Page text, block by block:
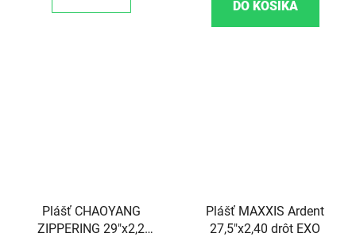
DO KOŠÍKA
Plášť CHAOYANG
ZIPPERING 29"x2,2
Plášť MAXXIS Ardent
27,5"x2,40 drôt EXO